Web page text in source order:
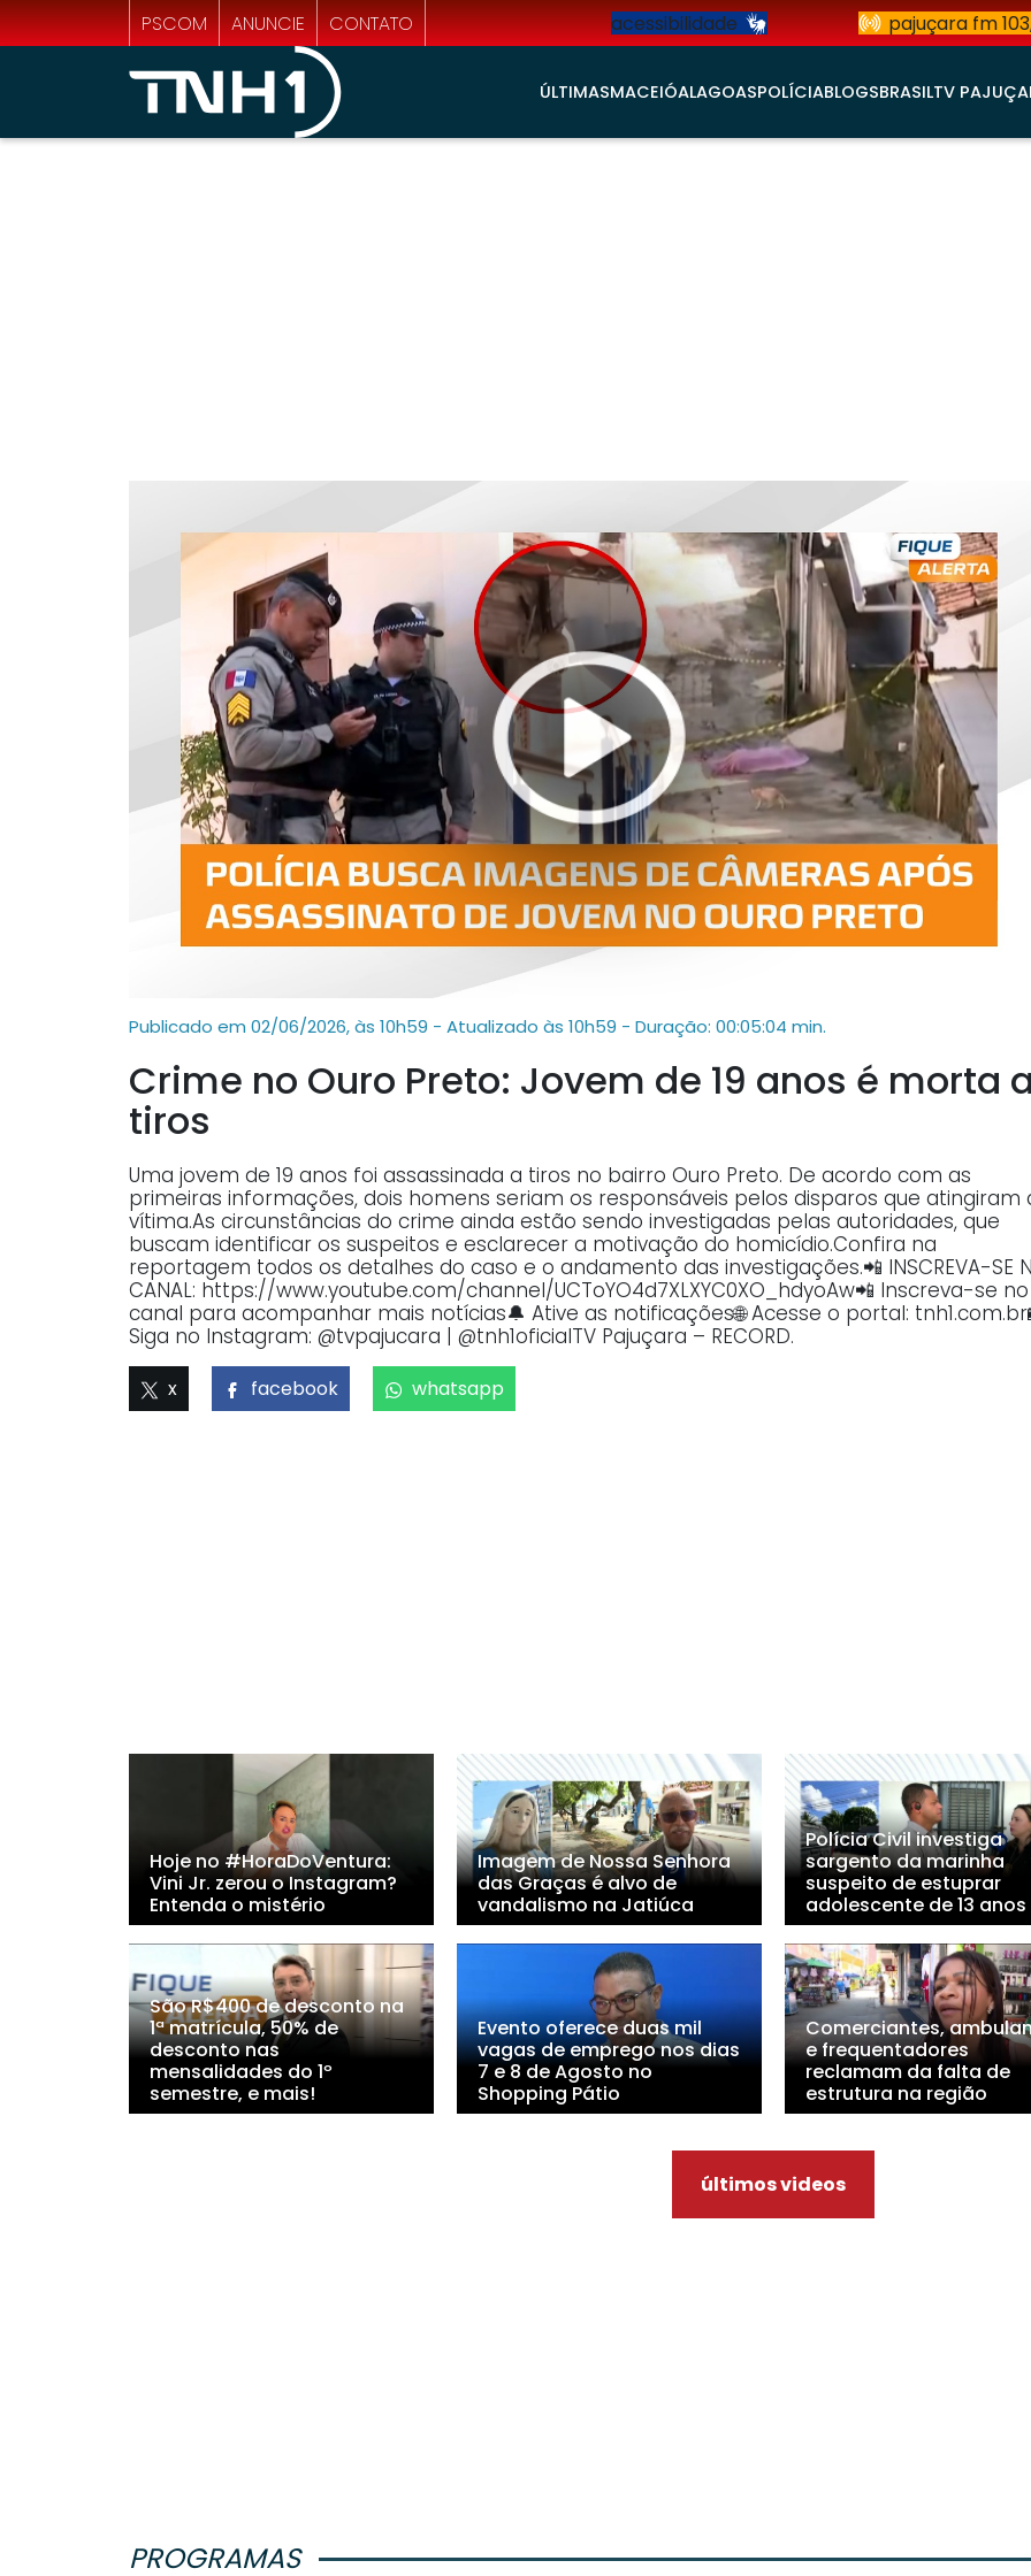
PSCOM ANUNCIE CONTATO acessibilidade pajuçara fm
ÚLTIMASMACEIÓALAGOASPOLÍCIABLOGSBRASILTV
Publicado em 02/06/2026, às 10h59 - Atualizado às 10h59 - Duração: 00:05:04 min.
Crime no Ouro Preto: Jovem de 19 anos é morta a
tiros
Uma jovem de 19 anos foi assassinada a tiros no bairro Ouro Preto. De acordo com as
primeiras informações, dois homens seriam os responsáveis pelos disparos que atingiram
vítima.As circunstâncias do crime ainda estão sendo investigadas pelas autoridades, que
buscam identificar os suspeitos e esclarecer a motivação do homicídio.Confira na
reportagem todos os detalhes do caso e o andamento das investigações.📲 INSCREVA-SE
CANAL: https://www.youtube.com/channel/UCToYO4d7XLXYC0XO_hdyoAw📲 Inscreva-se no
canal para acompanhar mais notícias🔔 Ative as notificações🌐 Acesse o portal:
Siga no Instagram: @tvpajucara | @tnh1oficialTV Pajuçara – RECORD.
x facebook whatsapp
Hoje no #HoraDoVentura:
Vini Jr. zerou o Instagram?
Entenda o mistério
Imagem de Nossa Senhora
das Graças é alvo de
vandalismo na Jatiúca
Polícia Civil investiga
sargento da marinha
suspeito de estuprar
adolescente de 13 anos
São R$400 de desconto na
1ª matrícula, 50% de
desconto nas
mensalidades do 1º
semestre, e mais!
Evento oferece duas mil
vagas de emprego nos dias
7 e 8 de Agosto no
Shopping Pátio
Comerciantes,
e frequentadores
reclamam da falta de
estrutura na região
últimos videos
PROGRAMAS